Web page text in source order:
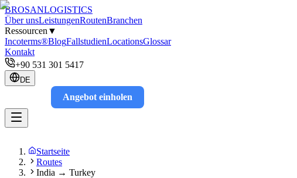
BROSANLOGISTICS
Über unsLeistungenRoutenBranchen
Ressourcen ▼
Incoterms®BlogFallstudienLocationsGlossar
Kontakt
+90 531 301 5417
DE
Angebot einholen
Startseite
Routes
India → Turkey